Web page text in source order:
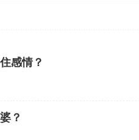
感情？
？